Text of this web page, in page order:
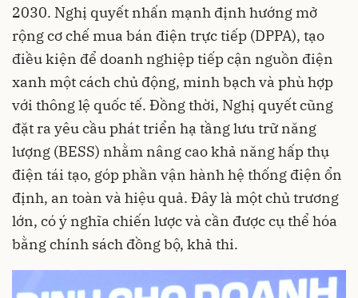
2030. Nghị quyết nhấn mạnh định hướng mở
rộng cơ chế mua bán điện trực tiếp (DPPA), tạo
điều kiện để doanh nghiệp tiếp cận nguồn điện
xanh một cách chủ động, minh bạch và phù hợp
với thông lệ quốc tế. Đồng thời, Nghị quyết cũng
đặt ra yêu cầu phát triển hạ tầng lưu trữ năng
lượng (BESS) nhằm nâng cao khả năng hấp thụ
điện tái tạo, góp phần vận hành hệ thống điện ổn
định, an toàn và hiệu quả. Đây là một chủ trương
lớn, có ý nghĩa chiến lược và cần được cụ thể hóa
bằng chính sách đồng bộ, khả thi.